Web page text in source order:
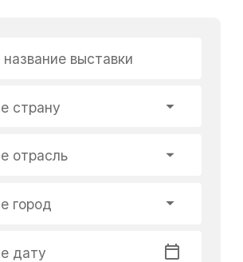
выставки
страну
отрасль
город
дату